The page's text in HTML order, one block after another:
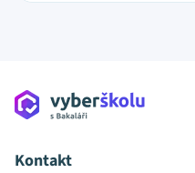
Kontakt